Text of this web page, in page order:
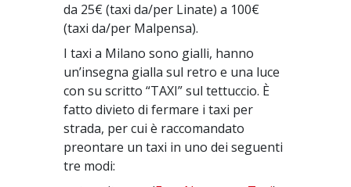
da 25€ (taxi da/per Linate) a 100€
(taxi da/per Malpensa).
I taxi a Milano sono gialli, hanno
un’insegna gialla sul retro e una luce
con su scritto “TAXI” sul tettuccio. È
fatto divieto di fermare i taxi per
strada, per cui è raccomandato
preontare un taxi in uno dei seguenti
tre modi: